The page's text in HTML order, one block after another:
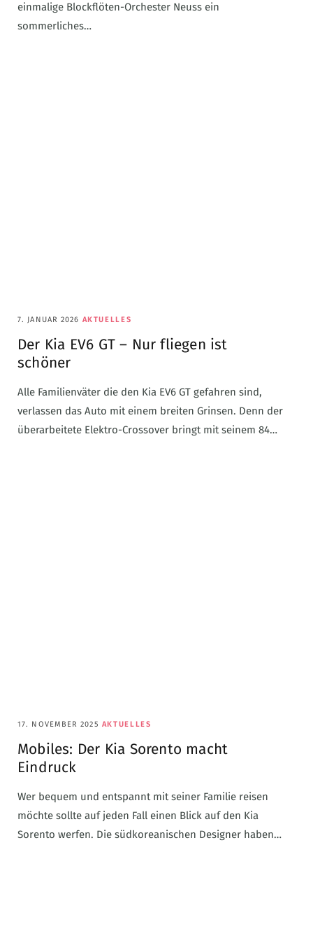
einmalige Blockflöten-Orchester Neuss ein
sommerliches…
7. JANUAR 2026 AKTUELLES
Der Kia EV6 GT – Nur fliegen ist
schöner
Alle Familienväter die den Kia EV6 GT gefahren sind,
verlassen das Auto mit einem breiten Grinsen. Denn der
überarbeitete Elektro-Crossover bringt mit seinem 84…
17. NOVEMBER 2025 AKTUELLES
Mobiles: Der Kia Sorento macht
Eindruck
Wer bequem und entspannt mit seiner Familie reisen
möchte sollte auf jeden Fall einen Blick auf den Kia
Sorento werfen. Die südkoreanischen Designer haben…